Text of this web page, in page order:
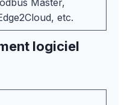
etc.
logiciel